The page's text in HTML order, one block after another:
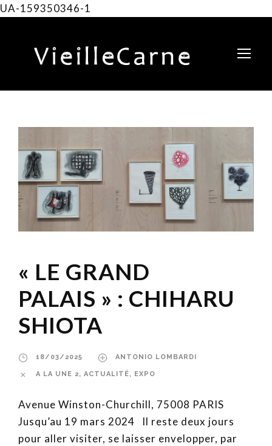
UA-159350346-1
« LE GRAND
PALAIS » : CHIHARU
SHIOTA
18/03/2025 ANTONIO LOMBARDI
A LA UNE 2, ACTUALITÉ, EXPO
Avenue Winston-Churchill, 75008 PARIS
Jusqu’au 19 mars 2024 Il reste deux jours
pour aller visiter, se laisser envelopper, par